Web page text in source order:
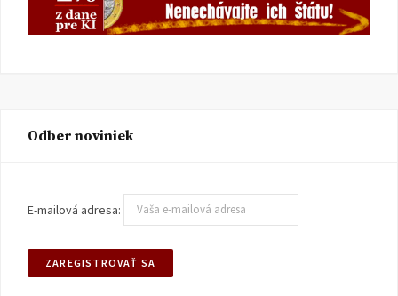
Odber noviniek
E-mailová adresa: